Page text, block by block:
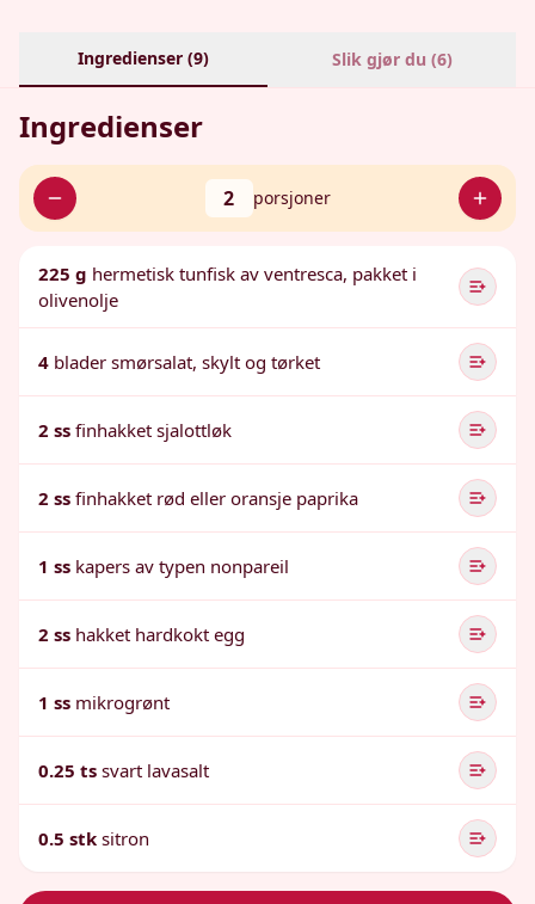
Ingredienser (9) Slik gjør du (6)
Ingredienser
2 porsjoner
225 g hermetisk tunfisk av ventresca, pakket i
olivenolje
4 blader smørsalat, skylt og tørket
2 ss finhakket sjalottløk
2 ss finhakket rød eller oransje paprika
1 ss kapers av typen nonpareil
2 ss hakket hardkokt egg
1 ss mikrogrønt
0.25 ts svart lavasalt
0.5 stk sitron